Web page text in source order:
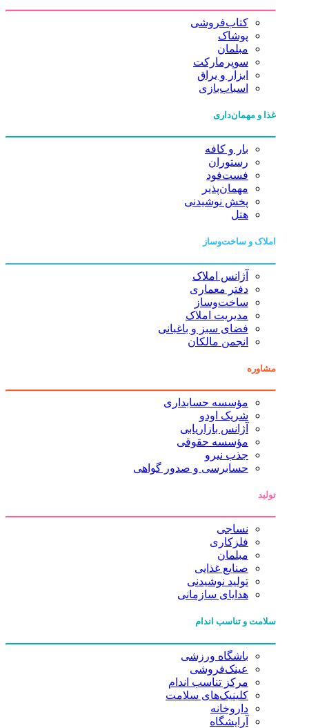
کتاب‌فروشی
پوشاک
مبلمان
سوپرمارکت
ابزار و یراق
اسباب‌بازی
غذا و مهمان‌داری
بار و کافه
رستوران
فست‌فود
مهمان‌پذیر
پخش نوشیدنی
هتل
املاک و ساخت‌وساز
آژانس املاک
دفتر معماری
ساخت‌وساز
مدیریت املاک
فضای سبز و باغبانی
انجمن مالکان
مشاوره
مؤسسه حسابداری
شریک اودو
آژانس بازاریابی
مؤسسه حقوقی
جذب نیرو
حسابرسی و صدور گواهی
تولید
نساجی
فلزکاری
مبلمان
صنایع غذایی
تولید نوشیدنی
هدایای سازمانی
سلامت و تناسب اندام
باشگاه ورزشی
عینک‌فروشی
مرکز تناسب اندام
کلینیک‌های سلامت
داروخانه
آرایشگاه